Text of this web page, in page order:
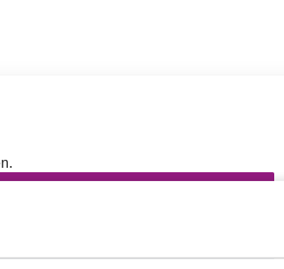
voor jou van toepassing is.